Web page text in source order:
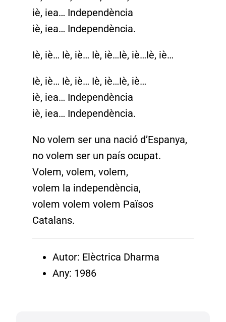
iè, iea… Independència
iè, iea… Independència.
Iè, iè… Iè, iè… Iè, iè…Iè, iè…Iè, iè…
Iè, iè… Iè, iè… Iè, iè…Iè, iè…
iè, iea… Independència
iè, iea… Independència.
No volem ser una nació d’Espanya,
no volem ser un país ocupat.
Volem, volem, volem,
volem la independència,
volem volem volem Països
Catalans.
Autor: Elèctrica Dharma
Any: 1986